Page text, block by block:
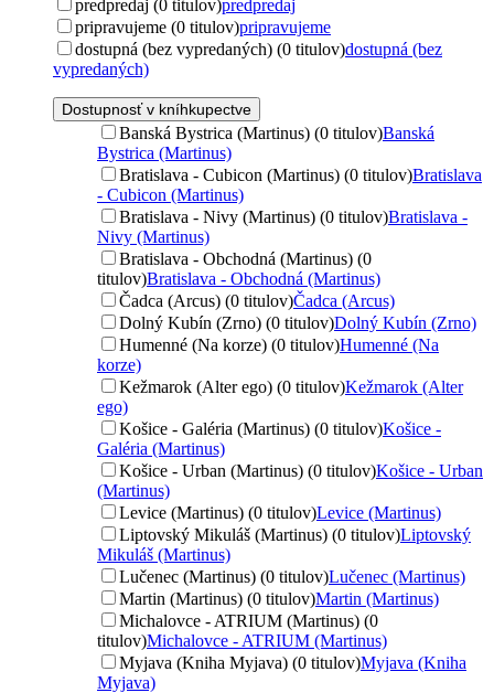
predpredaj (0 titulov)predpredaj
pripravujeme (0 titulov)pripravujeme
dostupná (bez vypredaných) (0 titulov)dostupná (bez
vypredaných)
Dostupnosť v kníhkupectve
Banská Bystrica (Martinus) (0 titulov)Banská
Bystrica (Martinus)
Bratislava - Cubicon (Martinus) (0 titulov)Bratislava
- Cubicon (Martinus)
Bratislava - Nivy (Martinus) (0 titulov)Bratislava -
Nivy (Martinus)
Bratislava - Obchodná (Martinus) (0
titulov)Bratislava - Obchodná (Martinus)
Čadca (Arcus) (0 titulov)Čadca (Arcus)
Dolný Kubín (Zrno) (0 titulov)Dolný Kubín (Zrno)
Humenné (Na korze) (0 titulov)Humenné (Na
korze)
Kežmarok (Alter ego) (0 titulov)Kežmarok (Alter
ego)
Košice - Galéria (Martinus) (0 titulov)Košice -
Galéria (Martinus)
Košice - Urban (Martinus) (0 titulov)Košice - Urban
(Martinus)
Levice (Martinus) (0 titulov)Levice (Martinus)
Liptovský Mikuláš (Martinus) (0 titulov)Liptovský
Mikuláš (Martinus)
Lučenec (Martinus) (0 titulov)Lučenec (Martinus)
Martin (Martinus) (0 titulov)Martin (Martinus)
Michalovce - ATRIUM (Martinus) (0
titulov)Michalovce - ATRIUM (Martinus)
Myjava (Kniha Myjava) (0 titulov)Myjava (Kniha
Myjava)